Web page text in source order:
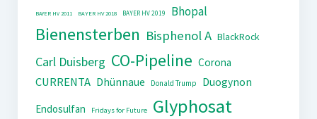
BAYER HV 2011 BAYER HV 2018 BAYER HV 2019 Bhopal
Bienensterben Bisphenol A BlackRock
Carl Duisberg CO-Pipeline Corona
CURRENTA Dhünnaue Donald Trump
Duogynon
Endosulfan
Fridays for Future Glyphosat